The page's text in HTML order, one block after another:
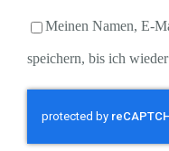
Meinen Namen, E-
speichern, bis ich